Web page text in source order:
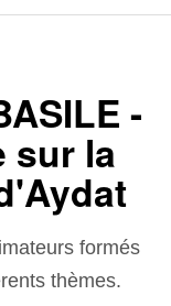
-
sur la
formés
thèmes.